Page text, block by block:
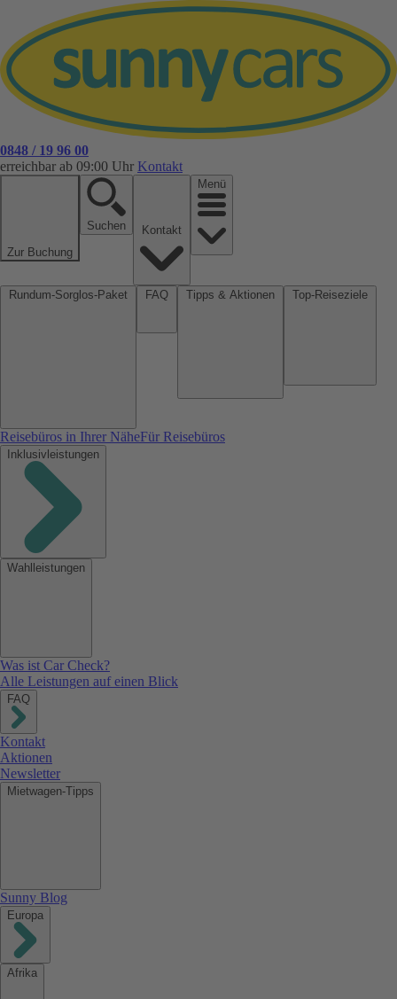
0848 / 19 96 00
erreichbar ab 09:00 Uhr Kontakt
Zur Buchung
Suchen
Menü
Reisebüros in Ihrer NäheFür Reisebüros
Inklusivleistungen
Wahlleistungen
Was ist Car Check?
Alle Leistungen auf einen Blick
FAQ
Kontakt
Aktionen
Newsletter
Mietwagen-Tipps
Sunny Blog
Europa
Afrika